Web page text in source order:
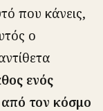
που κάνεις,
ο
ενός
από τον κόσμο